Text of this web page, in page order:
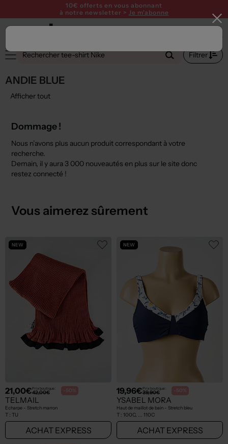
10€ offerts en vous abonnant
à notre newsletter > Je m'abonne
Filtrer
ANDIE BLUE
Afficher tout
Dommage !
Nous n’avons plus aucun produit correspondant à votre
recherche.
Demain, il y aura 3 000 nouveautés en plus sur le site donc
restez connecté !
Vous aimerez sûrement
NEW
21,00€Prix boutique :
42,00€ -50%
TELMAIL
Echarpe - Stretch marron
T : TU
ACHAT EXPRESS
NEW
19,96€Prix boutique :
39,90€ -50%
YSABEL MORA
Haut de maillot de bain - Stretch bleu
T : 100C, ... 110C
ACHAT EXPRESS